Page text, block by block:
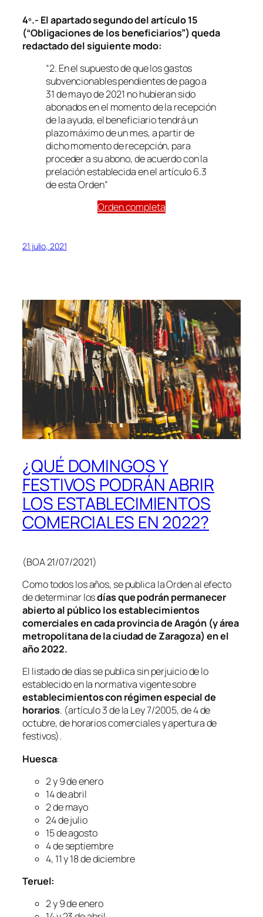
4º.- El apartado segundo del artículo 15
(“Obligaciones de los beneficiarios”) queda
redactado del siguiente modo:
“2. En el supuesto de que los gastos
subvencionables pendientes de pago a
31 de mayo de 2021 no hubieran sido
abonados en el momento de la recepción
de la ayuda, el beneficiario tendrá un
plazo máximo de un mes, a partir de
dicho momento de recepción, para
proceder a su abono, de acuerdo con la
prelación establecida en el artículo 6.3
de esta Orden”
Orden completa
21 julio, 2021
¿QUÉ DOMINGOS Y
FESTIVOS PODRÁN ABRIR
LOS ESTABLECIMIENTOS
COMERCIALES EN 2022?
(BOA 21/07/2021)
Como todos los años, se publica la Orden al efecto
de determinar losdías que podrán permanecer
abierto al público los establecimientos
comerciales en cada provincia de Aragón (y área
metropolitana de la ciudad de Zaragoza) en el
año 2022.
El listado de días se publica sin perjuicio de lo
establecido en la normativa vigente sobre
establecimientos con régimen especial de
horarios. (artículo 3 de la Ley 7/2005, de 4 de
octubre, de horarios comerciales y apertura de
festivos).
Huesca:
2 y 9 de enero
14 de abril
2 de mayo
24 de julio
15 de agosto
4 de septiembre
4, 11 y 18 de diciembre
Teruel:
2 y 9 de enero